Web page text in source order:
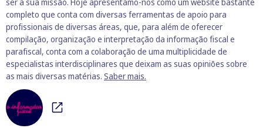
completo que conta com diversas ferramentas de apoio para
profissionais de diversas áreas, que, para além de oferecer
compilação, organização e interpretação da informação fiscal e
parafiscal, conta com a colaboração de uma multiplicidade de
especialistas interdisciplinares que deixam as suas opiniões sobre
as mais diversas matérias. Saber mais.